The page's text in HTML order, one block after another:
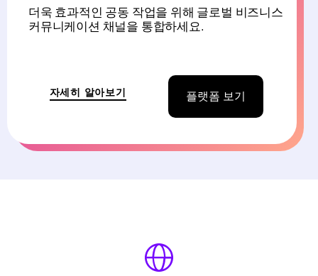
더욱 효과적인 공동 작업을 위해 글로벌 비즈니스
커뮤니케이션 채널을 통합하세요.
자세히 알아보기 플랫폼 보기